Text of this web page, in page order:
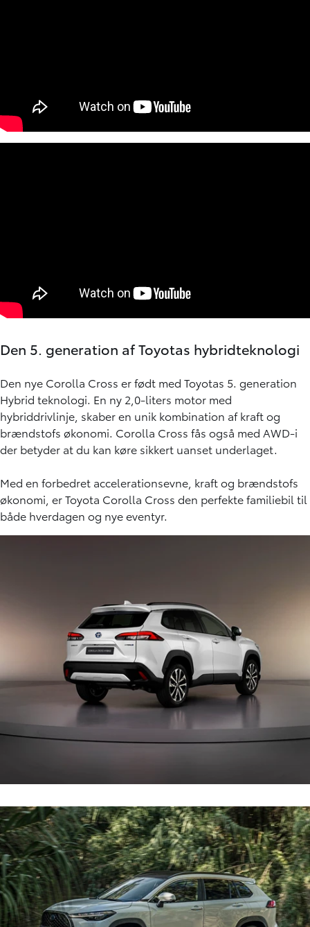
Den 5. generation af Toyotas hybridteknologi
Den nye Corolla Cross er født med Toyotas 5. generation
Hybrid teknologi. En ny 2,0-liters motor med
hybriddrivlinje, skaber en unik kombination af kraft og
brændstofs økonomi. Corolla Cross fås også med AWD-i
der betyder at du kan køre sikkert uanset underlaget.
Med en forbedret accelerationsevne, kraft og brændstofs
økonomi, er Toyota Corolla Cross den perfekte familiebil til
både hverdagen og nye eventyr.